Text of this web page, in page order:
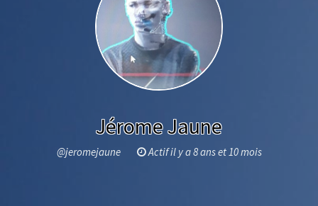
Jérome Jaune
@jeromejaune Actif il y a 8 ans et 10 mois